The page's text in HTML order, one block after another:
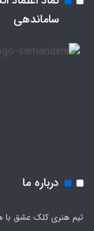
ساماندهی
درباره ما